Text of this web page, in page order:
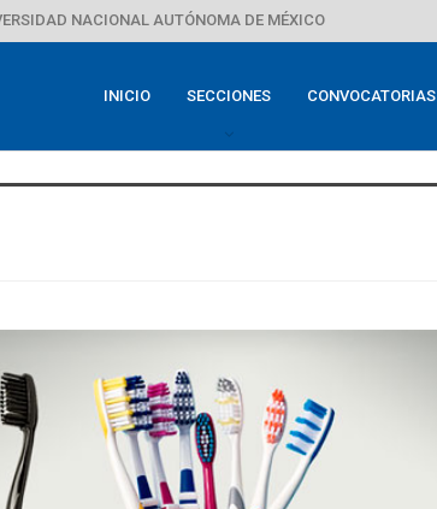
NACIONAL AUTÓNOMA DE MÉXICO
INICIO SECCIONES CONVOCATORIAS